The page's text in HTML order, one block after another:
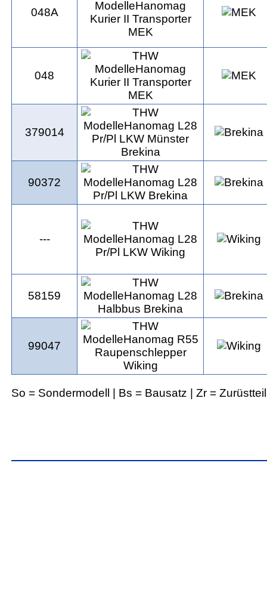
048A
048
379014
90372
---
58159
99047
So = Sondermodell | Bs = Bausatz | Zr =